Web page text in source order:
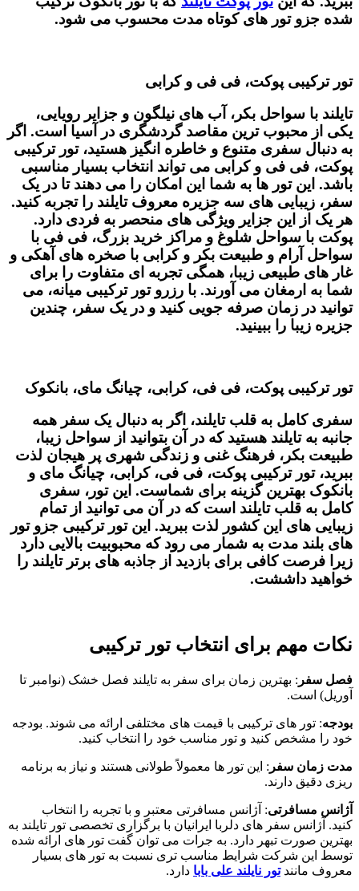
شده جزو تور های کوتاه مدت محسوب می شود.
تور ترکیبی پوکت، فی فی و کرابی
تایلند با سواحل بکر، آب ‌های نیلگون و جزایر رویایی،
یکی از محبوب ‌ترین مقاصد گردشگری در آسیا است. اگر
به دنبال سفری متنوع و خاطره ‌انگیز هستید، تور ترکیبی
پوکت، فی فی و کرابی می ‌تواند انتخاب بسیار مناسبی
باشد. این تور ها به شما این امکان را می ‌دهند تا در یک
سفر، زیبایی ‌های سه جزیره معروف تایلند را تجربه کنید.
هر یک از این جزایر ویژگی ‌های منحصر به‌ فردی دارد.
پوکت با سواحل شلوغ و مراکز خرید بزرگ، فی فی با
سواحل آرام و طبیعت بکر و کرابی با صخره ‌های آهکی و
غار های طبیعی زیبا، همگی تجربه ‌ای متفاوت را برای
شما به ارمغان می ‌آورند. با رزرو تور ترکیبی میانه، می
‌توانید در زمان صرفه‌ جویی کنید و در یک سفر، چندین
جزیره زیبا را ببینید.
تور ترکیبی پوکت، فی فی، کرابی، چیانگ مای، بانکوک
سفری کامل به قلب تایلند، اگر به دنبال یک سفر همه
جانبه به تایلند هستید که در آن بتوانید از سواحل زیبا،
طبیعت بکر، فرهنگ غنی و زندگی شهری پر هیجان لذت
ببرید، تور ترکیبی پوکت، فی فی، کرابی، چیانگ مای و
بانکوک بهترین گزینه برای شماست. این تور، سفری
کامل به قلب تایلند است که در آن می ‌توانید از تمام
زیبایی ‌های این کشور لذت ببرید. این تور ترکیبی جزو تور
های بلند مدت به شمار می رود که محبوبیت بالایی دارد
زیرا فرصت کافی برای بازدید از جاذبه های برتر تایلند را
خواهید داششت.
نکات مهم برای انتخاب تور ترکیبی
فصل سفر : بهترین زمان برای سفر به تایلند فصل خشک (نوامبر تا
آوریل) است.
بودجه: تور های ترکیبی با قیمت‌ های مختلفی ارائه می ‌شوند. بودجه
خود را مشخص کنید و تور مناسب خود را انتخاب کنید.
مدت زمان سفر : این تور ها معمولاً طولانی هستند و نیاز به برنامه‌
ریزی دقیق دارند.
آژانس مسافرتی: آژانس مسافرتی معتبر و با تجربه را انتخاب
کنید. آژانس سفر های دلربا ایرانیان با برگزاری تخصصی تور تایلند به
بهترین صورت تبهر دارد. به جرات می توان گفت تور های ارائه شده
توسط این شرکت شرایط مناسب تری نسبت به تور های بسیار
معروف مانندتور نایلند علی بابا دارد.